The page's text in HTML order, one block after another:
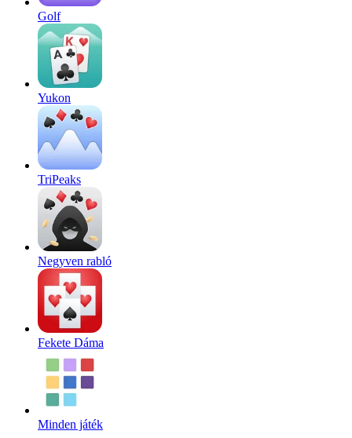
Golf
Yukon
TriPeaks
Negyven rabló
Fekete Dáma
Minden játék